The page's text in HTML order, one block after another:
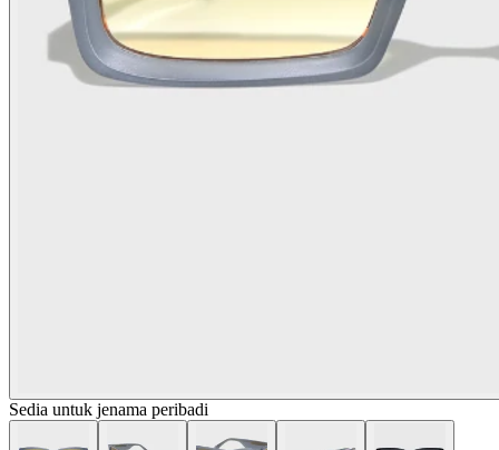
Sedia untuk jenama peribadi